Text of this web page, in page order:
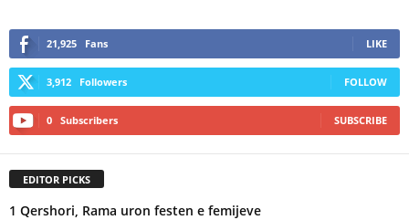
21,925 Fans LIKE
3,912 Followers FOLLOW
0 Subscribers SUBSCRIBE
EDITOR PICKS
1 Qershori, Rama uron festen e femijeve